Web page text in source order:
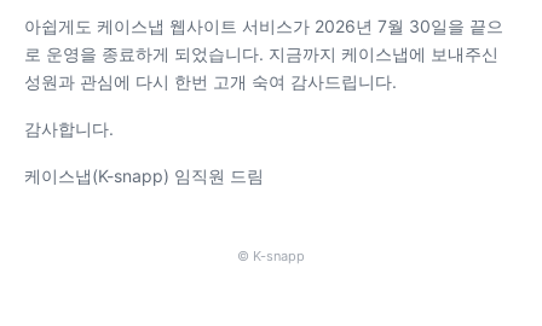
아쉽게도 케이스냅 웹사이트 서비스가 2026년 7월 30일을 끝으
로 운영을 종료하게 되었습니다. 지금까지 케이스냅에 보내주신
성원과 관심에 다시 한번 고개 숙여 감사드립니다.
감사합니다.
케이스냅(K-snapp) 임직원 드림
© K-snapp